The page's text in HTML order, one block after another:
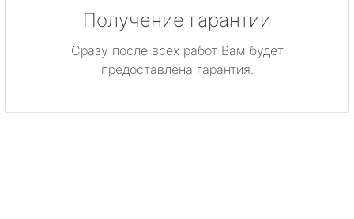
Получение гарантии
Сразу после всех работ Вам будет
предоставлена гарантия.